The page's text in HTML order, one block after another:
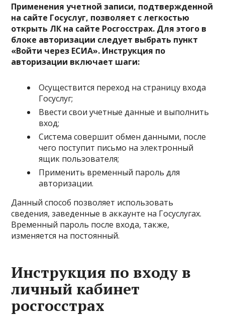
Применения учетной записи, подтвержденной
на сайте Госуслуг, позволяет с легкостью
открыть ЛК на сайте Росгосстрах. Для этого в
блоке авторизации следует выбрать пункт
«Войти через ЕСИА». Инструкция по
авторизации включает шаги:
Осуществится переход на страницу входа
Госуслуг;
Ввести свои учетные данные и выполнить
вход;
Система совершит обмен данными, после
чего поступит письмо на электронный
ящик пользователя;
Применить временный пароль для
авторизации.
Данный способ позволяет использовать
сведения, заведенные в аккаунте на Госуслугах.
Временный пароль после входа, также,
изменяется на постоянный.
Инструкция по входу в
личный кабинет
росгосстрах